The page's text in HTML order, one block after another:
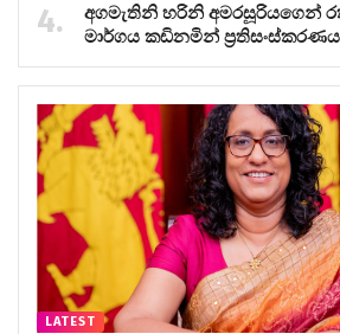
අගමැතිනි හරිනි අමරසූරියගෙන්
මාර්ගය කඩිනමින්
LATEST